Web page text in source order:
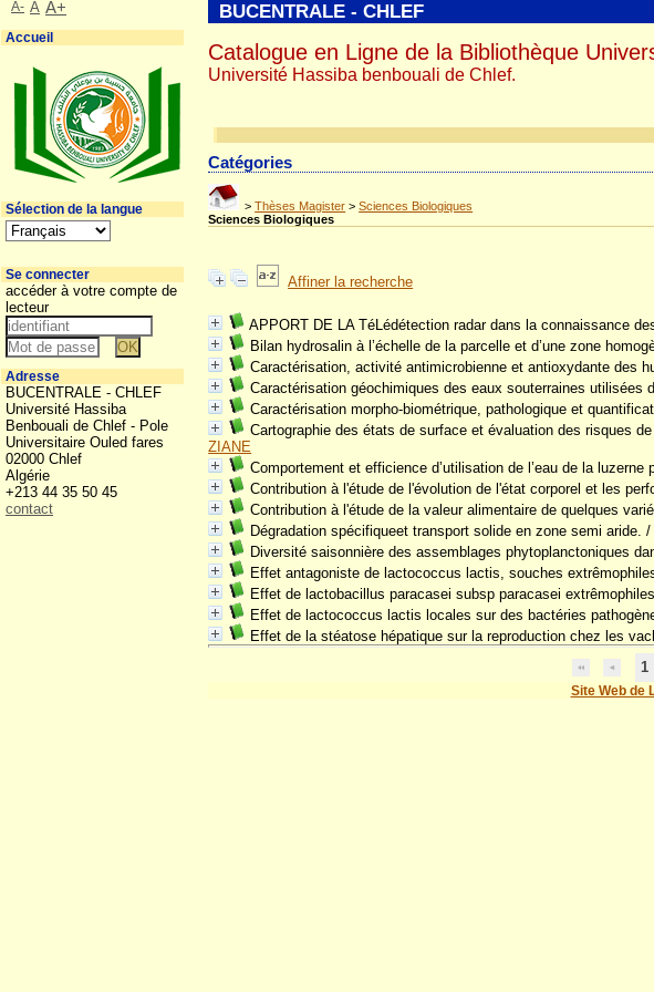
Catégories
>Thèses Magister >Sciences Biologiques
Sciences Biologiques
Affiner la recherche
APPORT DE LA TéLédétection radar dans la connaissance
Bilan hydrosalin à l’échelle de la parcelle et d’une zone
Caractérisation, activité antimicrobienne et antioxydante des
Caractérisation géochimiques des eaux souterraines utilisées
Caractérisation morpho-biométrique, pathologique et
Cartographie des états de surface et évaluation des risques
ZIANE
Comportement et efficience d’utilisation de l’eau de la
Contribution à l'étude de l'évolution de l'état corporel et les
Contribution à l'étude de la valeur alimentaire de quelques
Dégradation spécifiqueet transport solide en zone semi aride. /
Diversité saisonnière des assemblages phytoplanctoniques
Effet antagoniste de lactococcus lactis, souches
Effet de lactobacillus paracasei subsp paracasei
Effet de lactococcus lactis locales sur des bactéries
Effet de la stéatose hépatique sur la reproduction chez les
1
Site Web de
BUCENTRALE - CHLEF
Catalogue en Ligne de la Bibliothèque
Université Hassiba benbouali de Chlef.
A- A A+
Accueil
Sélection de la langue
Se connecter
accéder à votre compte de
lecteur
Adresse
BUCENTRALE - CHLEF
Université Hassiba
Benbouali de Chlef - Pole
Universitaire Ouled fares
02000 Chlef
Algérie
+213 44 35 50 45
contact